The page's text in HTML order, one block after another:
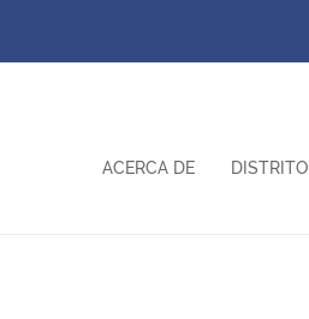
ACERCA DE DISTRITO